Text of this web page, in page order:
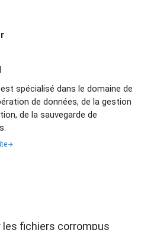
spécialisé dans le domaine de
de données, de la gestion
de la sauvegarde de
fichiers corrompus